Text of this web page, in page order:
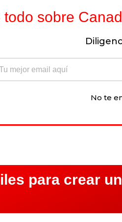
todo sobre
No te
para crear